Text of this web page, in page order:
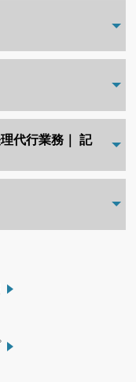
代行業務｜ 記